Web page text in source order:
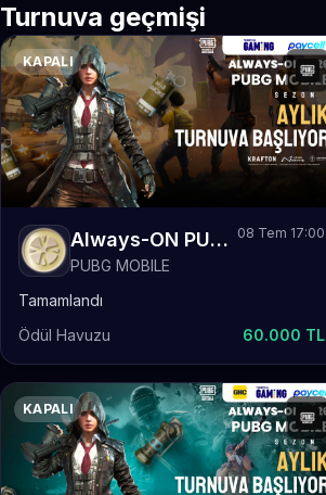
Turnuva geçmişi
KAPALI
Always-ON PUBG Mobile 2026 Sezon 3 Aylık
PUBG MOBILE
08 Tem 17:00
Tamamlandı
Ödül Havuzu
60.000 TL
KAPALI